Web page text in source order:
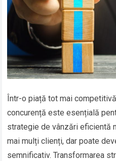
Într-o piață tot mai
concurență este esențială
strategie de vânzări eficientă
mai mulți clienți, dar poate
semnificativ. Transformarea